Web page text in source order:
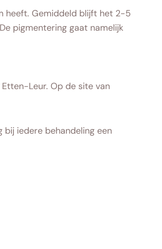
heeft. Gemiddeld blijft het 2-5
pigmentering gaat namelijk
Etten-Leur. Op de site van
iedere behandeling een